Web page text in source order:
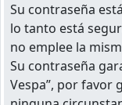
Su contraseña
lo tanto está
no emplee la
Su contraseña
Vespa”, por favor